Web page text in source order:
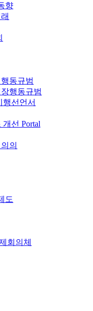
향
동규범
행동규범
행선언서
선 Portal
의
도
회의체